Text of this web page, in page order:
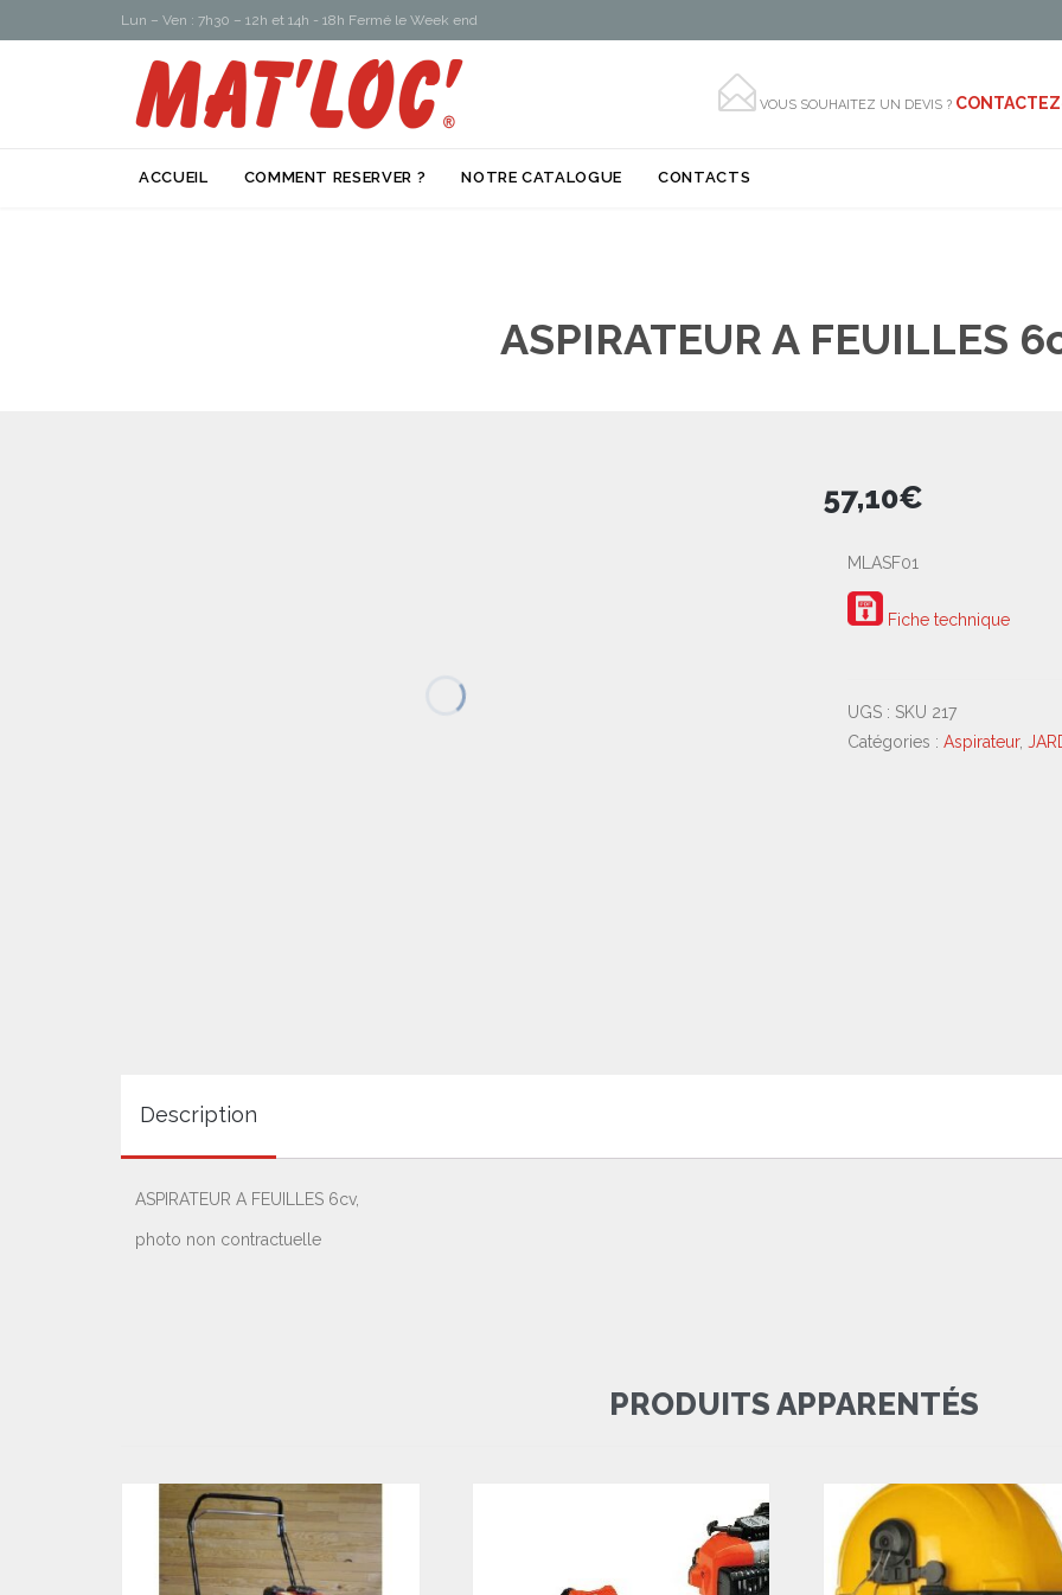
Lun – Ven : 7h30 – 12h et 14h - 18h Fermé le Week end
 VOUS SOUHAITEZ UN DEVIS ?
ACCUEIL COMMENT RESERVER ? NOTRE CATALOGUE CONTACTS
ASPIRATEUR A FEUILLES
57,10€
MLASF01
Fiche technique
UGS : SKU 217
Catégories : Aspirateur,
Description
ASPIRATEUR A FEUILLES 6cv,
photo non contractuelle
PRODUITS APPARENTÉS